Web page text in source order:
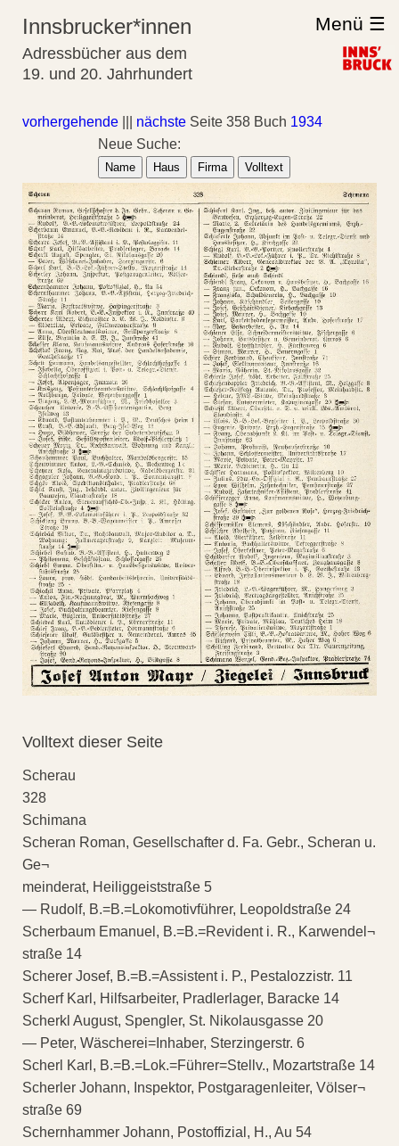
Innsbrucker*innen
Adressbücher aus dem
19. und 20. Jahrhundert
Menü ☰
vorhergehende nächste Seite 358 Buch 1934
Neue Suche:
Name Haus Firma Volltext
Volltext dieser Seite
Scherau
328
Schimana
Scheran Roman, Gesellschafter d. Fa. Gebr., Scheran u.
Ge¬
meinderat, Heiliggeiststraße 5
— Rudolf, B.=B.=Lokomotivführer, Leopoldstraße 24
Scherbaum Emanuel, B.=B.=Revident i. R., Karwendel¬
straße 14
Scherer Josef, B.=B.=Assistent i. P., Pestalozzistr. 11
Scherf Karl, Hilfsarbeiter, Pradlerlager, Baracke 14
Scherkl August, Spengler, St. Nikolausgasse 20
— Peter, Wäscherei=Inhaber, Sterzingerstr. 6
Scherl Karl, B.=B.=Lok.=Führer=Stellv., Mozartstraße 14
Scherler Johann, Inspektor, Postgaragenleiter, Völser¬
straße 69
Schernhammer Johann, Postoffizial, H., Au 54